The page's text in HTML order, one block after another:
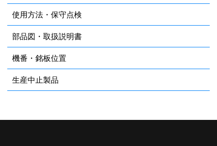
使用方法・保守点検
部品図・取扱説明書
機番・銘板位置
生産中止製品